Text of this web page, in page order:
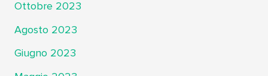
Ottobre 2023
Agosto 2023
Giugno 2023